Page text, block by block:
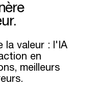
la valeur : l'IA
en
meilleurs